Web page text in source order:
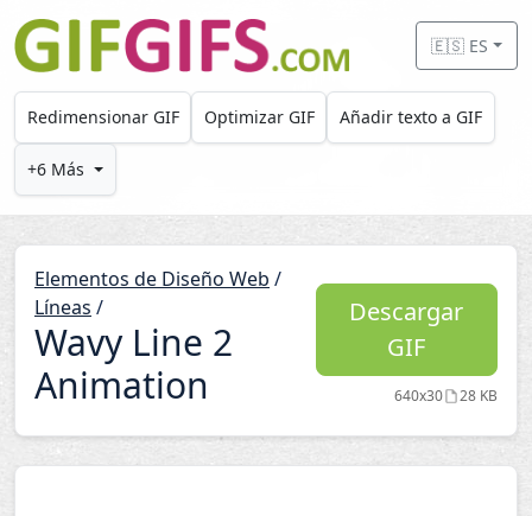
Skip to main content
🇪🇸 ES
Redimensionar GIF Optimizar GIF Añadir texto a GIF
+6 Más
Elementos de Diseño Web /
Líneas /
Wavy Line 2
Animation
Descargar
GIF
640x30 28 KB